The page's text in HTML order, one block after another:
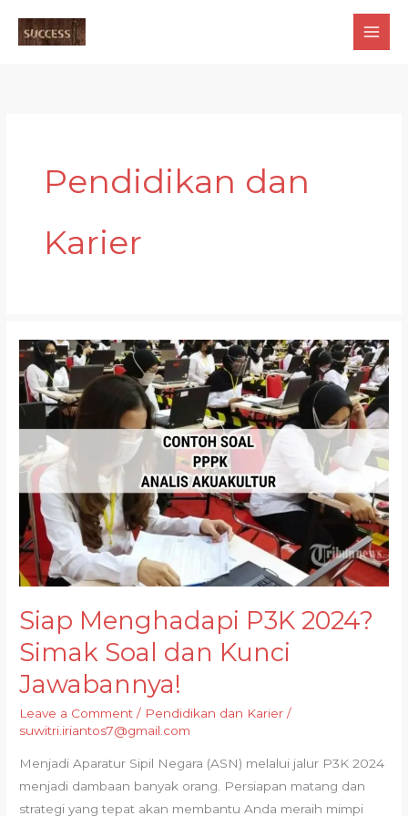
Pendidikan dan
Karier
Siap Menghadapi P3K 2024?
Simak Soal dan Kunci
Jawabannya!
Leave a Comment / Pendidikan dan Karier /
suwitri.iriantos7@gmail.com
Menjadi Aparatur Sipil Negara (ASN) melalui jalur P3K 2024
menjadi dambaan banyak orang. Persiapan matang dan
strategi yang tepat akan membantu Anda meraih mimpi